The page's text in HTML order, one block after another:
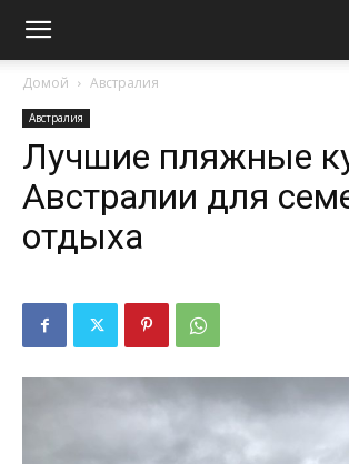
Домой Австралия
Австралия
Лучшие пляжные
Австралии для
отдыха